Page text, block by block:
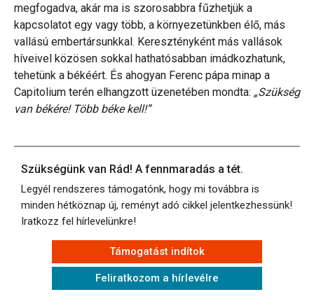
megfogadva, akár ma is szorosabbra fűzhetjük a
kapcsolatot egy vagy több, a környezetünkben élő, más
vallású embertársunkkal. Keresztényként más vallások
híveivel közösen sokkal hathatósabban imádkozhatunk,
tehetünk a békéért. És ahogyan Ferenc pápa minap a
Capitolium terén elhangzott üzenetében mondta: „Szükség
van békére! Több béke kell!”
Szükségünk van Rád! A fennmaradás a tét.
Legyél rendszeres támogatónk, hogy mi továbbra is
minden hétköznap új, reményt adó cikkel jelentkezhessünk!
Iratkozz fel hírlevelünkre!
Támogatást indítok
Feliratkozom a hírlevélre